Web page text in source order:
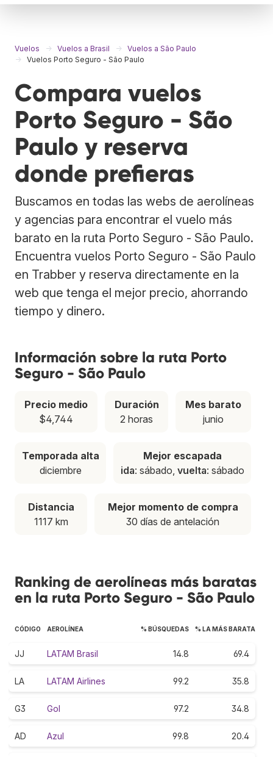
Vuelos Vuelos a Brasil
Vuelos a São Paulo
Vuelos Porto Seguro - São Paulo
Compara vuelos
Porto Seguro - São
Paulo y reserva
donde prefieras
Buscamos en todas las webs de aerolíneas
y agencias para encontrar el vuelo más
barato en la ruta Porto Seguro - São Paulo.
Encuentra vuelos Porto Seguro - São Paulo
en Trabber y reserva directamente en la
web que tenga el mejor precio, ahorrando
tiempo y dinero.
Información sobre la ruta Porto
Seguro - São Paulo
Precio medio
$4,744
Duración
2 horas
Mes barato
junio
Temporada alta
diciembre
Mejor escapada
ida: sábado, vuelta: sábado
Distancia
1117 km
Mejor momento de compra
30 días de antelación
Ranking de aerolíneas más baratas
en la ruta Porto Seguro - São Paulo
CÓDIGO AEROLÍNEA % BÚSQUEDAS % LA MÁS BARATA
JJ LATAM Brasil 14.8 69.4
LA LATAM Airlines 99.2 35.8
G3 Gol 97.2 34.8
AD Azul 99.8 20.4